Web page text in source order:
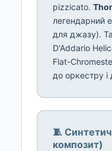
pizzicato.
легендарний
для джазу).
D'Addario
Flat-
до оркестру
🧵
композит)